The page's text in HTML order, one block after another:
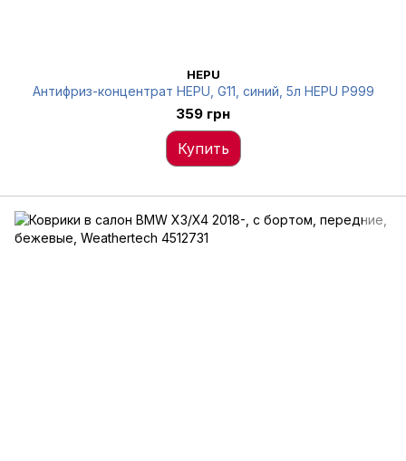
HEPU
Антифриз-концентрат HEPU, G11, синий, 5л HEPU P999
359 грн
Купить